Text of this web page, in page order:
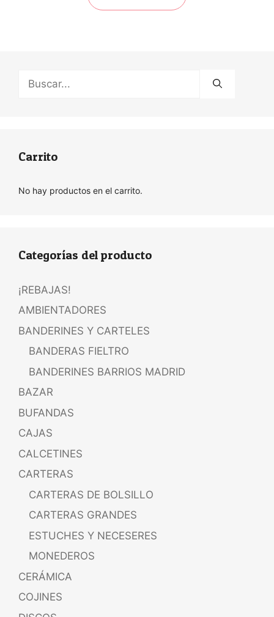
Carrito
No hay productos en el carrito.
Categorías del producto
¡REBAJAS!
AMBIENTADORES
BANDERINES Y CARTELES
BANDERAS FIELTRO
BANDERINES BARRIOS MADRID
BAZAR
BUFANDAS
CAJAS
CALCETINES
CARTERAS
CARTERAS DE BOLSILLO
CARTERAS GRANDES
ESTUCHES Y NECESERES
MONEDEROS
CERÁMICA
COJINES